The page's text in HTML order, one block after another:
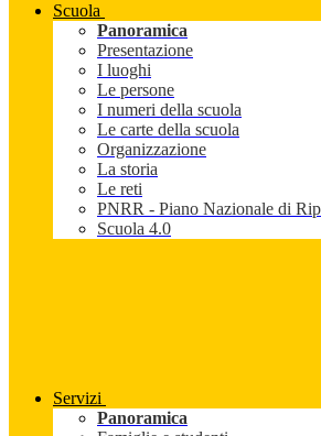
Scuola
Panoramica
Presentazione
I luoghi
Le persone
I numeri della scuola
Le carte della scuola
Organizzazione
La storia
Le reti
PNRR - Piano Nazionale di
Scuola 4.0
Servizi
Panoramica